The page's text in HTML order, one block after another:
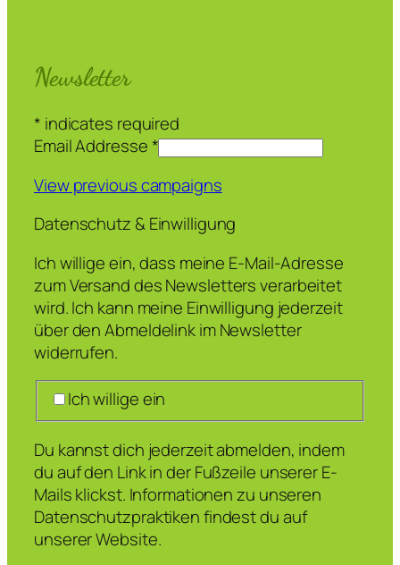
Newsletter
* indicates required
Email Addresse*
View previous campaigns
Datenschutz & Einwilligung
Ich willige ein, dass meine E-Mail-Adresse
zum Versand des Newsletters verarbeitet
wird. Ich kann meine Einwilligung jederzeit
über den Abmeldelink im Newsletter
widerrufen.
Ich willige ein
Du kannst dich jederzeit abmelden, indem
du auf den Link in der Fußzeile unserer E-
Mails klickst. Informationen zu unseren
Datenschutzpraktiken findest du auf
unserer Website.